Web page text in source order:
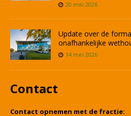
20 mei 2026
Update over de
onafhankelijke
14 mei 2026
Contact
Contact opnemen met de fractie: